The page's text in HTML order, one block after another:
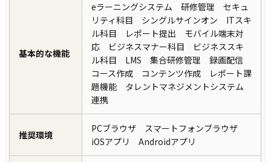
基本的な機能
eラーニングシステム 研修管理 セキュ
リティ科目 シングルサインオン ITスキ
ル科目 レポート提出 モバイル端末対
応 ビジネスマナー科目 ビジネススキ
ル科目 LMS 集合研修管理 録画配信
コース作成 コンテンツ作成 レポート課
題機能 タレントマネジメントシステム
連携
推奨環境
PCブラウザ スマートフォンブラウザ
iOSアプリ Androidアプリ